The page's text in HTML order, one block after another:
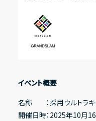
イベント概要
名称 ：採用ウルトラキ
開催日時：2025年10月